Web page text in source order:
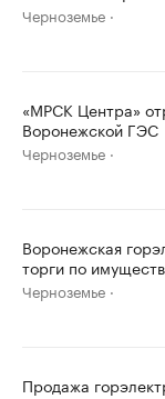
Черноземье
«МРСК Центра»
Воронежской ГЭС
Черноземье
Воронежская
торги по
Черноземье
Продажа